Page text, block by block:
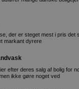
der er steget mest i pris det
markant dyrere
efter deres salg af bolig for
ikke gøre noget ved